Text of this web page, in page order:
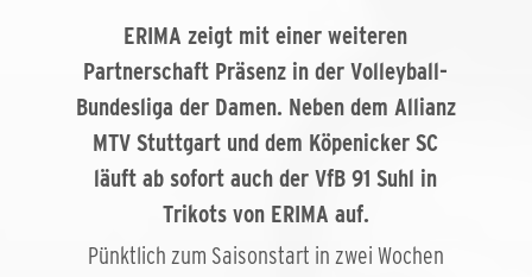
ERIMA zeigt mit einer weiteren
Partnerschaft Präsenz in der Volleyball-
Bundesliga der Damen. Neben dem Allianz
MTV Stuttgart und dem Köpenicker SC
läuft ab sofort auch der VfB 91 Suhl in
Trikots von ERIMA auf.
Pünktlich zum Saisonstart in zwei Wochen